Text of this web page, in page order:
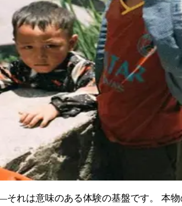
れは意味のある体験の基盤です。 本